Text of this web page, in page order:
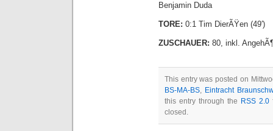
Benjamin Duda
TORE: 0:1 Tim DierÃŸen (49′)
ZUSCHAUER: 80, inkl.
This entry was posted on
BS-MA-BS, Eintracht
this entry through the RSS 2.0
closed.